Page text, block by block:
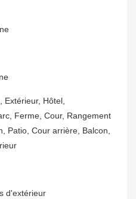
Extérieur, Hôtel,
Ferme, Cour, Rangement
Patio, Cour arrière, Balcon,
d'extérieur